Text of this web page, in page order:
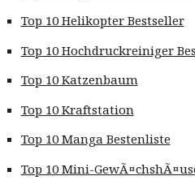
Top 10 Helikopter Bestseller
Top 10 Hochdruckreiniger
Top 10 Katzenbaum
Top 10 Kraftstation
Top 10 Manga Bestenliste
Top 10 Mini-